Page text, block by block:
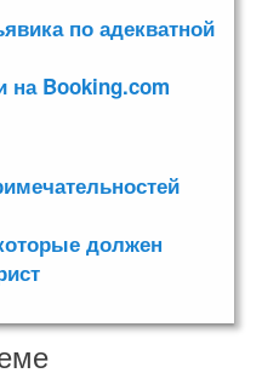
по адекватной
на Booking.com
должен